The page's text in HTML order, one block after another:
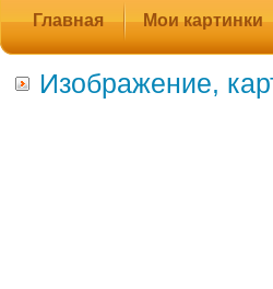
Главная Мои картинки
Изображение,